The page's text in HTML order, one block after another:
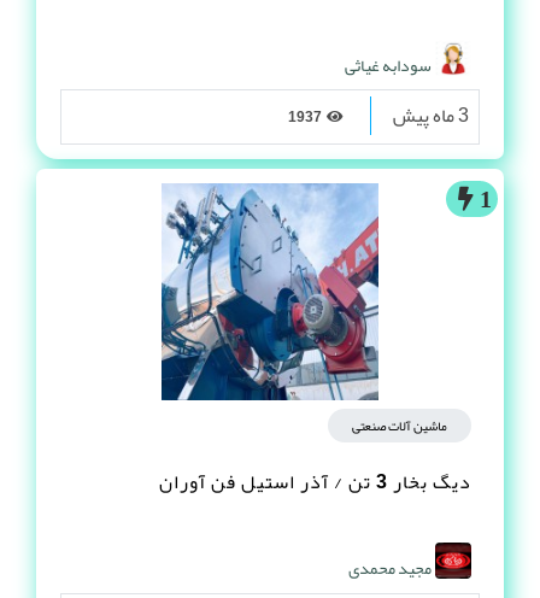
سودابه غیاثی
3 ماه پیش
1
ماشین آلات صنعتی
دیگ بخار 3 تن / آذر استیل فن آوران
مجید محمدی